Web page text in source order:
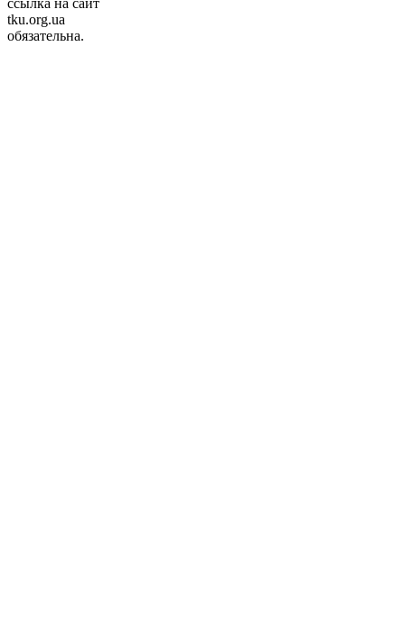
ссылка на сайт
tku.org.ua
обязательна.